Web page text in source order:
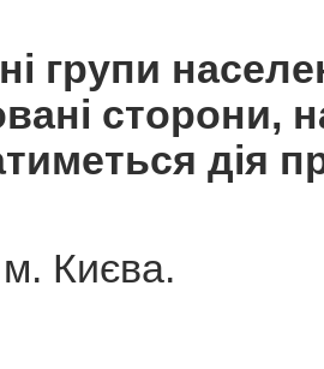
групи
сторони,
дія
Києва.